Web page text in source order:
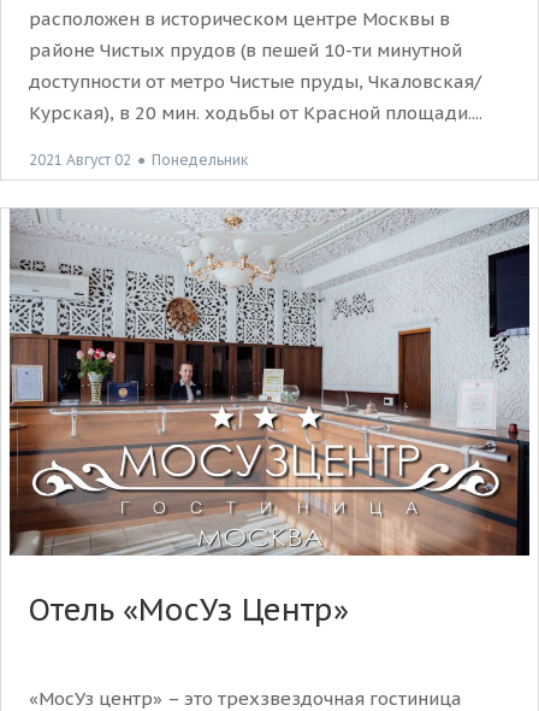
расположен в историческом центре Москвы в
районе Чистых прудов (в пешей 10-ти минутной
доступности от метро Чистые пруды, Чкаловская/
Курская), в 20 мин. ходьбы от Красной площади....
2021 Август 02 ● Понедельник
Отель «МосУз Центр»
«МосУз центр» – это трехзвездочная гостиница